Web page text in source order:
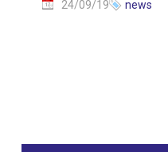
24/09/19 news